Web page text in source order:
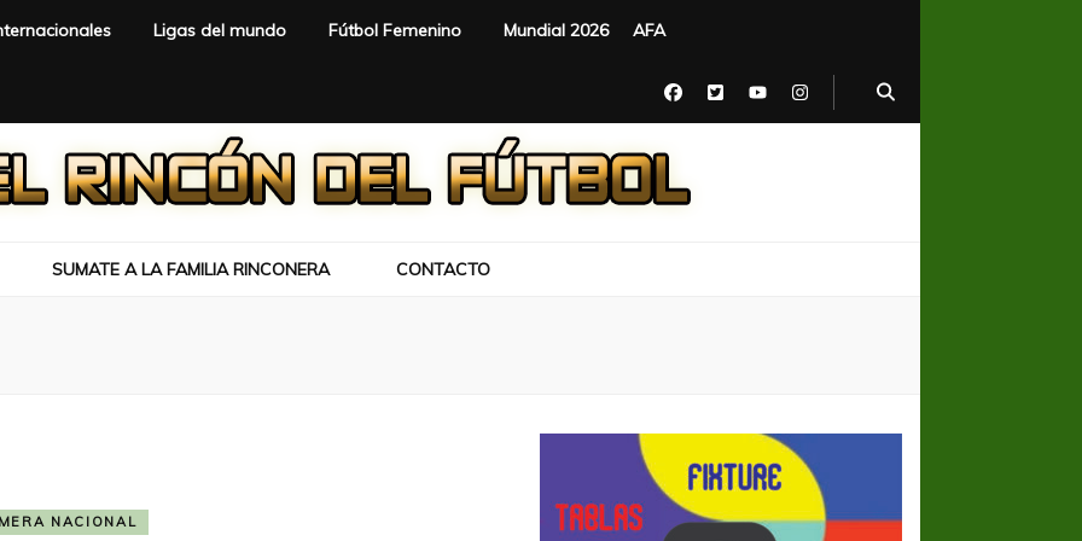
Ligas del mundo Fútbol Femenino Mundial 2026 AFA
SUMATE A LA FAMILIA RINCONERA CONTACTO
NACIONAL